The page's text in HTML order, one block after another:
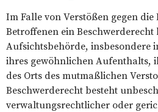
Im Falle von Verstößen gegen die
Betroffenen ein Beschwerderecht
Aufsichtsbehörde, insbesondere
ihres gewöhnlichen Aufenthalts,
des Orts des mutmaßlichen
Beschwerderecht besteht
verwaltungsrechtlicher oder